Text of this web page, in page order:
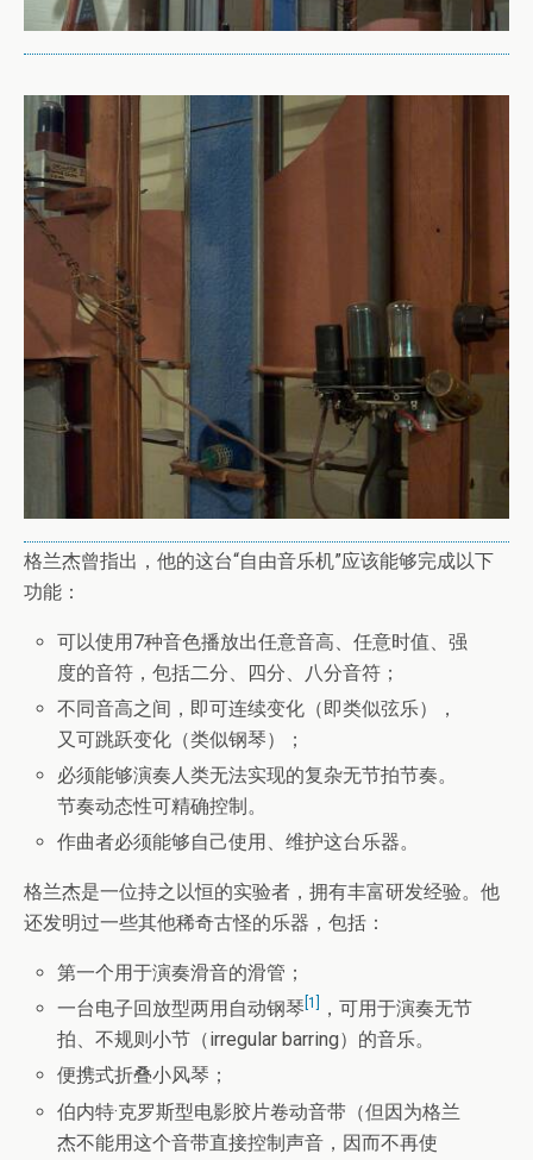
格兰杰曾指出，他的这台“自由音乐机”应该能够完成以下
功能：
可以使用7种音色播放出任意音高、任意时值、强
度的音符，包括二分、四分、八分音符；
不同音高之间，即可连续变化（即类似弦乐），
又可跳跃变化（类似钢琴）；
必须能够演奏人类无法实现的复杂无节拍节奏。
节奏动态性可精确控制。
作曲者必须能够自己使用、维护这台乐器。
格兰杰是一位持之以恒的实验者，拥有丰富研发经验。他
还发明过一些其他稀奇古怪的乐器，包括：
第一个用于演奏滑音的滑管；
一台电子回放型两用自动钢琴[1]
，可用于演奏无节
拍、不规则小节（irregular barring）的音乐。
便携式折叠小风琴；
伯内特·克罗斯型电影胶片卷动音带（但因为格兰
杰不能用这个音带直接控制声音，因而不再使